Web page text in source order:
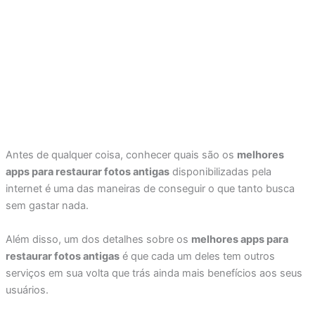
Antes de qualquer coisa, conhecer quais são os melhores
apps para restaurar fotos antigasdisponibilizadas pela
internet é uma das maneiras de conseguir o que tanto busca
sem gastar nada.
Além disso, um dos detalhes sobre os melhores apps para
restaurar fotos antigasé que cada um deles tem outros
serviços em sua volta que trás ainda mais benefícios aos seus
usuários.